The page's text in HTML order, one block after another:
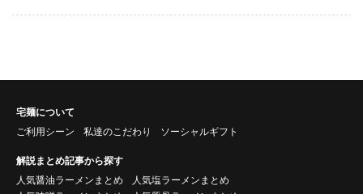
宅麺について
ご利用シーン
私達のこだわり ソーシャルギフト
解説まとめ記事から探す
人気醤油ラーメンまとめ
人気塩ラーメンまとめ